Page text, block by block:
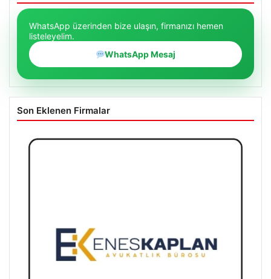
WhatsApp üzerinden bize ulaşın, firmanızı hemen
listeleyelim.
WhatsApp Mesaj
Son Eklenen Firmalar